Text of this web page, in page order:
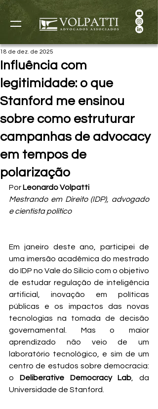
Influência com
legitimidade: o que
Stanford me ensinou
sobre como estruturar
campanhas de advocacy
em tempos de
polarização
18 de dez. de 2025
Por Leonardo Volpatti
Mestrando em Direito (IDP), advogado
e cientista político
Em janeiro deste ano, participei de
uma imersão acadêmica do mestrado
do IDP no Vale do Silício com o objetivo
de estudar regulação de inteligência
artificial, inovação em políticas
públicas e os impactos das novas
tecnologias na tomada de decisão
governamental. Mas o maior
aprendizado não veio de um
laboratório tecnológico, e sim de um
centro de estudos sobre democracia:
o Deliberative Democracy Lab , da
Universidade de Stanford.